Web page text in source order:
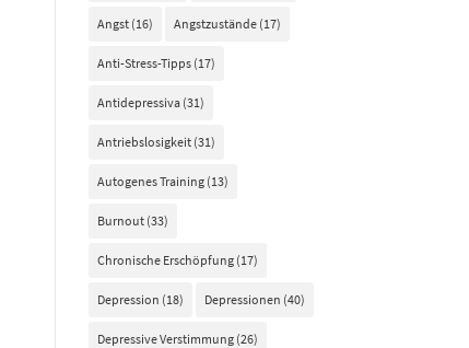
Angst(16) Angstzustände(17)
Anti-Stress-Tipps(17)
Antidepressiva(31)
Antriebslosigkeit(31)
Autogenes Training(13)
Burnout(33)
Chronische Erschöpfung(17)
Depression (18) Depressionen (40)
Depressive Verstimmung(26)